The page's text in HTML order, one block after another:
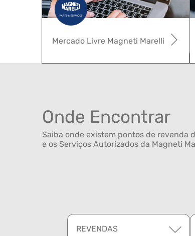
Mercado Livre Magneti Marelli
Onde Encontrar
Saiba onde existem pontos de revenda
e os Serviços Autorizados da Magneti
REVENDAS